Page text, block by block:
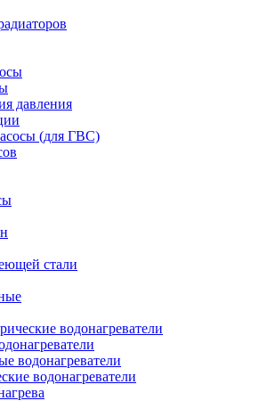
давления
(для ГВС)
стали
водонагреватели
водонагреватели
водонагреватели